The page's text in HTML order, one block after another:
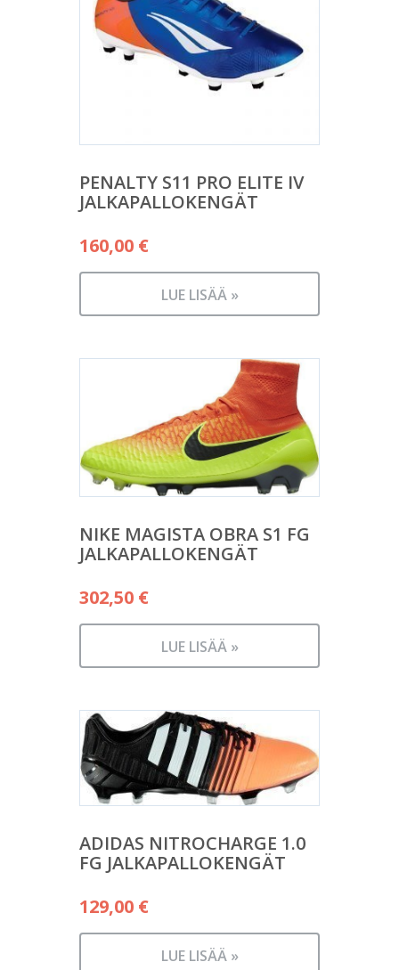
PENALTY S11 PRO ELITE IV
JALKAPALLOKENGÄT
160,00 €
LUE LISÄÄ »
NIKE MAGISTA OBRA S1 FG
JALKAPALLOKENGÄT
302,50 €
LUE LISÄÄ »
ADIDAS NITROCHARGE 1.0
FG JALKAPALLOKENGÄT
129,00 €
LUE LISÄÄ »